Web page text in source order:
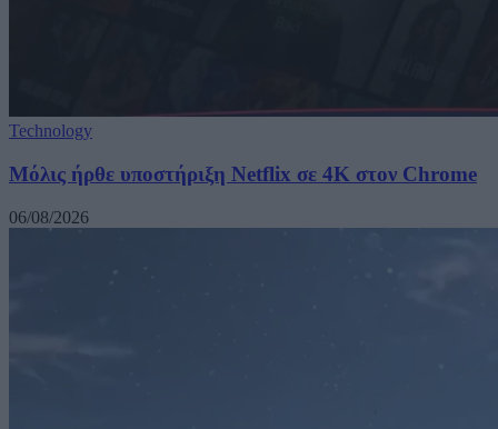
Technology
Μόλις ήρθε υποστήριξη Netflix σε 4K στον Chrome
06/08/2026